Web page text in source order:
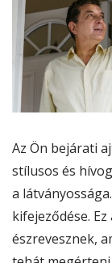
Az Ön bejárati
stílusos és
a
kifejeződése.
észrevesznek,